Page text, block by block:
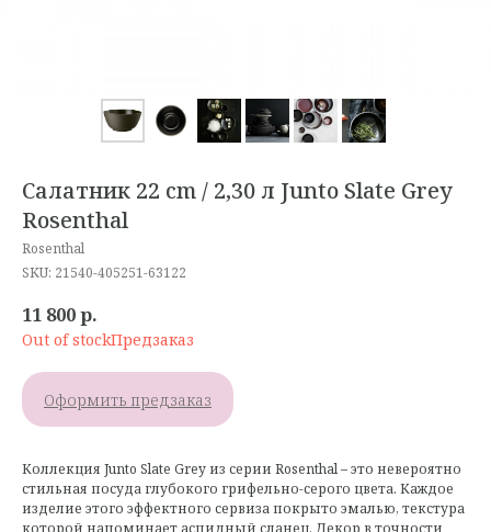
Салатник 22 cm / 2,30 л Junto Slate Grey
Rosenthal
Rosenthal
SKU: 21540-405251-63122
11 800р.
Out of stock
Оформить предзаказ
Коллекция Junto Slate Grey из серии Rosenthal – это невероятно
стильная посуда глубокого грифельно-серого цвета. Каждое
изделие этого эффектного сервиза покрыто эмалью, текстура